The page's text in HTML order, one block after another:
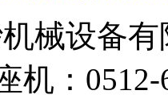
械设备有
机：0512-